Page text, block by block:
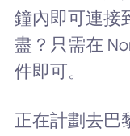
鐘內即可連接
盡？只需在
件即可。
正在計劃去巴